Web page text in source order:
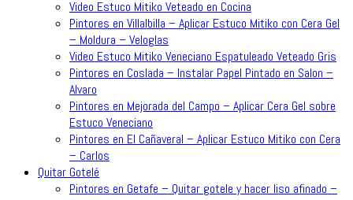
Video Estuco Mitiko Veteado en Cocina
Pintores en Villalbilla – Aplicar Estuco Mitiko con Cera Gel
– Moldura – Veloglas
Video Estuco Mitiko Veneciano Espatuleado Veteado Gris
Pintores en Coslada – Instalar Papel Pintado en Salon –
Alvaro
Pintores en Mejorada del Campo – Aplicar Cera Gel sobre
Estuco Veneciano
Pintores en El Cañaveral – Aplicar Estuco Mitiko con Cera
– Carlos
Quitar Gotelé
Pintores en Getafe – Quitar gotele y hacer liso afinado –